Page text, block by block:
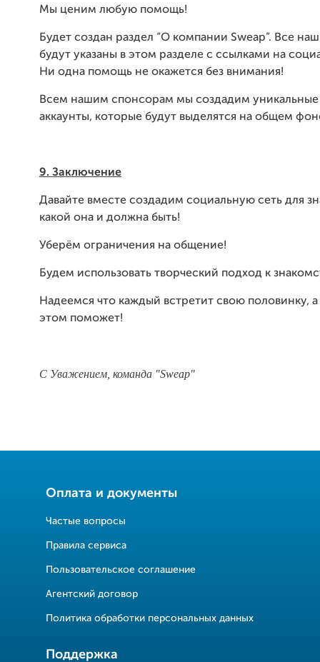
Мы ценим любую помощь!
Будет создан раздел “О компании Sweap”. Все
будут указаны в этом разделе с ссылками на
Ни одна помощь не окажется без внимания!
Всем нашим спонсорам мы создадим
аккаунты, которые будут выделятся на общем
9. Заключение
Давайте вместе создадим социальную сеть для
какой она и должна быть!
Уберём ограничения на общение!
Будем использовать творческий подход к
Надеемся что каждый встретит свою половинку,
этом поможет!
С Уважением, команда "Sweap"
Оплата и документы
Частые вопросы
Правила сервиса
Пользовательское соглашение
Агентский договор
Политика обработки персональных данных
Поддержка